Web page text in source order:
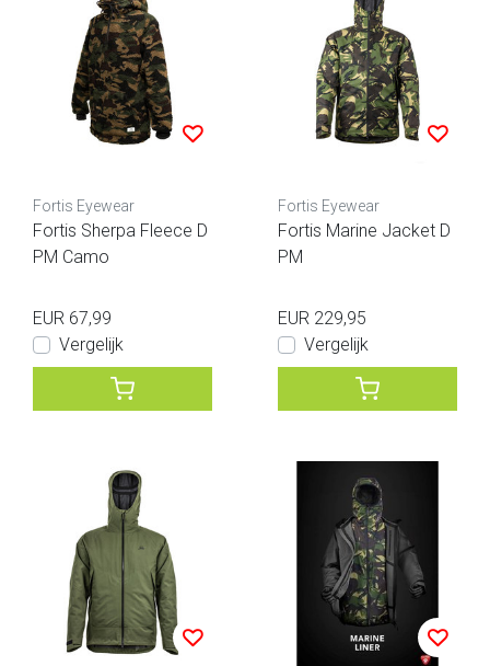
Fortis Eyewear
Fortis Sherpa Fleece D
PM Camo
EUR 67,99
Vergelijk
Fortis Eyewear
Fortis Marine Jacket D
PM
EUR 229,95
Vergelijk